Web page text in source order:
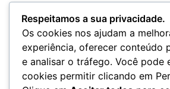
Respeitamos a sua privacidade.
Os cookies nos ajudam a
experiência, oferecer conteúdo
e analisar o tráfego. Você pode
cookies permitir clicando em